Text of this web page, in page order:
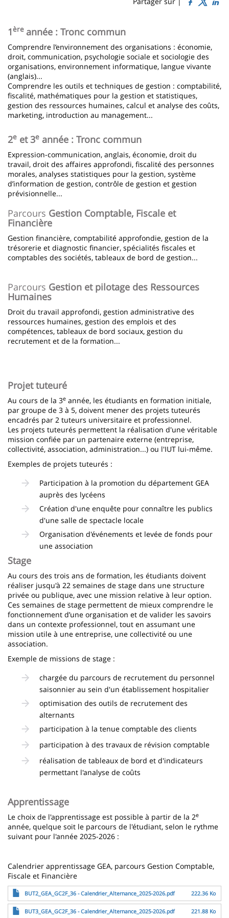
Contenu
de
la
page
principale
1ère année : Tronc commun
Comprendre l’environnement des organisations : économie,
droit, communication, psychologie sociale et sociologie des
organisations, environnement informatique, langue vivante
(anglais)...
Comprendre les outils et techniques de gestion : comptabilité,
fiscalité, mathématiques pour la gestion et statistiques,
gestion des ressources humaines, calcul et analyse des coûts,
marketing, introduction au management...
2e et 3e année : Tronc commun
Expression-communication, anglais, économie, droit du
travail, droit des affaires approfondi, fiscalité des personnes
morales, analyses statistiques pour la gestion, système
d’information de gestion, contrôle de gestion et gestion
prévisionnelle...
Parcours Gestion Comptable, Fiscale et
Financière
Gestion financière, comptabilité approfondie, gestion de la
trésorerie et diagnostic financier, spécialités fiscales et
comptables des sociétés, tableaux de bord de gestion...
Parcours Gestion et pilotage des Ressources
Humaines
Droit du travail approfondi, gestion administrative des
ressources humaines, gestion des emplois et des
compétences, tableaux de bord sociaux, gestion du
recrutement et de la formation...
Projet tuteuré
Au cours de la 3e année, les étudiants en formation initiale,
par groupe de 3 à 5, doivent mener des projets tuteurés
encadrés par 2 tuteurs universitaire et professionnel.
Les projets tuteurés permettent la réalisation d'une véritable
mission confiée par un partenaire externe (entreprise,
collectivité, association, administration...) ou l'IUT lui-même.
Exemples de projets tuteurés :
Participation à la promotion du département GEA
auprès des lycéens
Création d'une enquête pour connaître les publics
d'une salle de spectacle locale
Organisation d'événements et levée de fonds pour
une association
Stage
Au cours des trois ans de formation, les étudiants doivent
réaliser jusqu'à 22 semaines de stage dans une structure
privée ou publique, avec une mission relative à leur option.
Ces semaines de stage permettent de mieux comprendre le
fonctionnement d’une organisation et de valider les savoirs
dans un contexte professionnel, tout en assumant une
mission utile à une entreprise, une collectivité ou une
association.
Exemple de missions de stage :
chargée du parcours de recrutement du personnel
saisonnier au sein d'un établissement hospitalier
optimisation des outils de recrutement des
alternants
participation à la tenue comptable des clients
participation à des travaux de révision comptable
réalisation de tableaux de bord et d'indicateurs
permettant l'analyse de coûts
Apprentissage
Le choix de l'apprentissage est possible à partir de la 2e
année, quelque soit le parcours de l'étudiant, selon le rythme
suivant pour l'année 2025-2026 :
Calendrier apprentissage GEA, parcours Gestion Comptable,
Fiscale et Financière
FichierBUT2_GEA_GC2F_36 - Calendrier_Alternance_2025-2026.pdf 222.36 Ko
FichierBUT3_GEA_GC2F_36 - Calendrier_Alternance_2025-2026.pdf 221.88 Ko